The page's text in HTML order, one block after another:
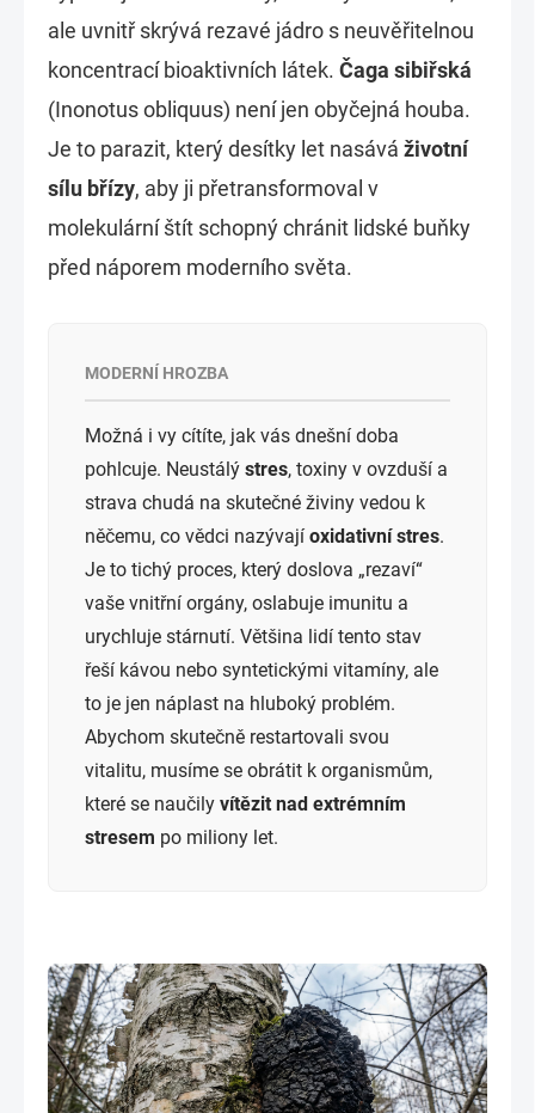
ale uvnitř skrývá rezavé jádro s neuvěřitelnou
koncentrací bioaktivních látek. Čaga sibiřská
(Inonotus obliquus) není jen obyčejná houba.
Je to parazit, který desítky let nasává životní
sílu břízy, aby ji přetransformoval v
molekulární štít schopný chránit lidské buňky
před náporem moderního světa.
MODERNÍ HROZBA
Možná i vy cítíte, jak vás dnešní doba
pohlcuje. Neustálý stres, toxiny v ovzduší a
strava chudá na skutečné živiny vedou k
něčemu, co vědci nazývají oxidativní stres.
Je to tichý proces, který doslova „rezaví“
vaše vnitřní orgány, oslabuje imunitu a
urychluje stárnutí. Většina lidí tento stav
řeší kávou nebo syntetickými vitamíny, ale
to je jen náplast na hluboký problém.
Abychom skutečně restartovali svou
vitalitu, musíme se obrátit k organismům,
které se naučily vítězit nad extrémním
stresem po miliony let.